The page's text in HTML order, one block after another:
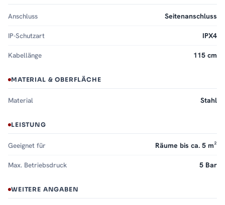
Anschluss Seitenanschluss
IP-Schutzart IPX4
Kabellänge 115 cm
MATERIAL & OBERFLÄCHE
Material Stahl
LEISTUNG
Geeignet für Räume bis ca. 5 m²
Max. Betriebsdruck 5 Bar
WEITERE ANGABEN